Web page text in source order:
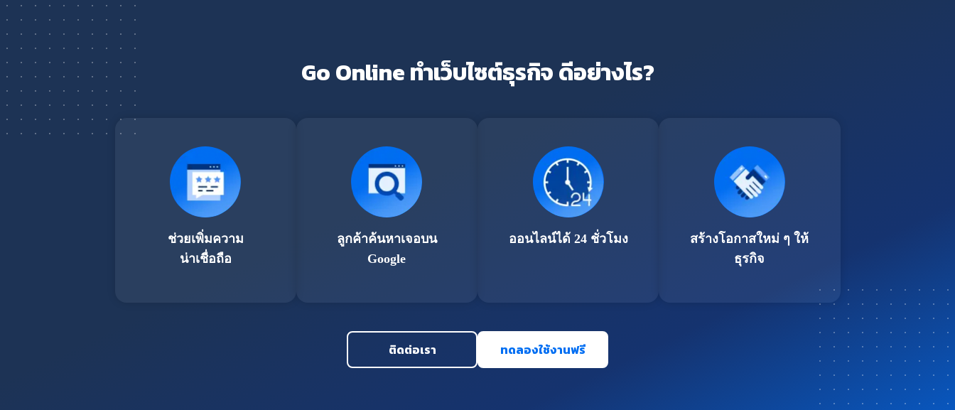
Go Online ทำเว็บไซต์ธุรกิจ ดีอย่างไร?
ช่วยเพิ่มความ
น่าเชื่อถือ
ลูกค้าค้นหาเจอบน
Google
ออนไลน์ได้ 24 ชั่วโมง
สร้างโอกาสใหม่ ๆ ให้
ธุรกิจ
ติดต่อเรา ทดลองใช้งานฟรี